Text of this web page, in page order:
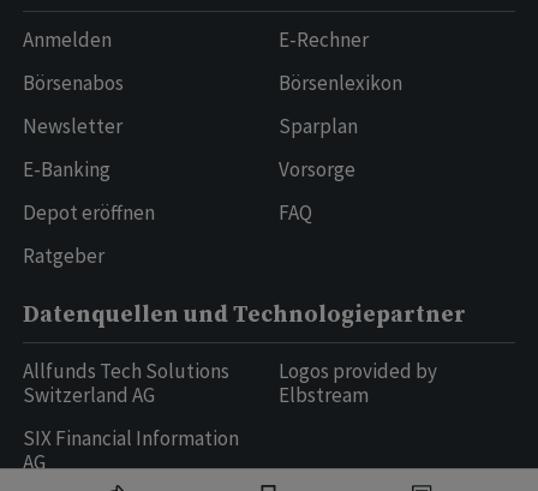
Anmelden
Börsenabos
Newsletter
E-Banking
Depot eröffnen
Ratgeber
E-Rechner
Börsenlexikon
Sparplan
Vorsorge
FAQ
Datenquellen und Technologiepartner
Allfunds Tech Solutions
Switzerland AG
SIX Financial Information
AG
Logos provided by
Elbstream